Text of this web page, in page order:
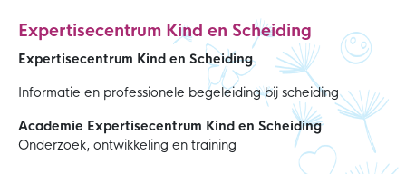
Expertisecentrum Kind en Scheiding
Expertisecentrum Kind en Scheiding
Informatie en professionele begeleiding bij scheiding
Academie Expertisecentrum Kind en Scheiding
Onderzoek, ontwikkeling en training